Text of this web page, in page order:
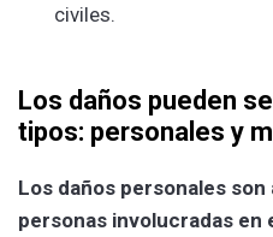
civiles.
Los daños pueden
tipos: personales y
Los daños personales
personas involucradas